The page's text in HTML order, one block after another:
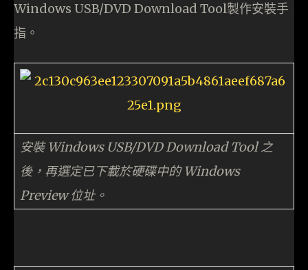
Windows USB/DVD Download Tool製作安裝手
指。
安裝 Windows USB/DVD Download Tool 之
後，再選定已下載於硬碟中的 Windows
Preview 位址。